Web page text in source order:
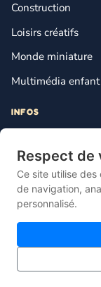
Respect de
Ce site utilise
de navigation,
personnalisé.
Construction
Loisirs créatifs
Monde miniature
Multimédia enfant
INFOS
Mentions légales
Plan du site
Gestion des
© 2026